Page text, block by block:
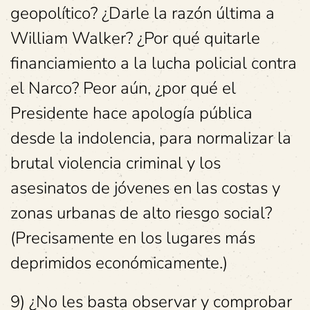
geopolítico? ¿Darle la razón última a
William Walker? ¿Por qué quitarle
financiamiento a la lucha policial contra
el Narco? Peor aún, ¿por qué el
Presidente hace apología pública
desde la indolencia, para normalizar la
brutal violencia criminal y los
asesinatos de jóvenes en las costas y
zonas urbanas de alto riesgo social?
(Precisamente en los lugares más
deprimidos económicamente.)
9) ¿No les basta observar y comprobar